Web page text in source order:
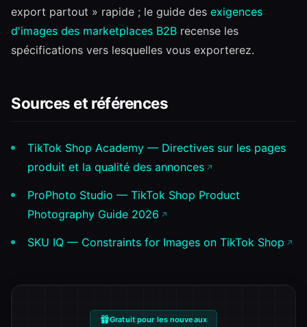
export partout » rapide ; le guide des exigences
d'images des marketplaces B2B recense les
spécifications vers lesquelles vous exporterez.
Sources et références
TikTok Shop Academy — Directives sur les pages
produit et la qualité des annonces
ProPhoto Studio — TikTok Shop Product
Photography Guide 2026
SKU IQ — Constraints for Images on TikTok Shop
Gratuit pour les nouveaux